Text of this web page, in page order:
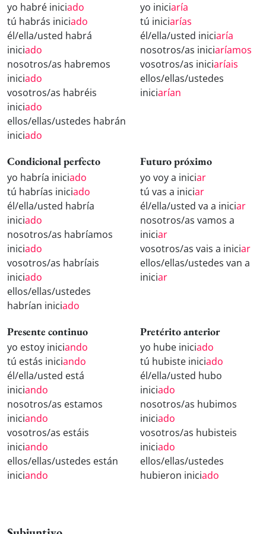
yo habré iniciado
tú habrás iniciado
él/ella/usted habrá
iniciado
nosotros/as habremos
iniciado
vosotros/as habréis
iniciado
ellos/ellas/ustedes habrán
iniciado
yo iniciaría
tú iniciarías
él/ella/usted iniciaría
nosotros/as iniciaríamos
vosotros/as iniciaríais
ellos/ellas/ustedes
iniciarían
Condicional perfecto
yo habría iniciado
tú habrías iniciado
él/ella/usted habría
iniciado
nosotros/as habríamos
iniciado
vosotros/as habríais
iniciado
ellos/ellas/ustedes
habrían iniciado
Futuro próximo
yo voy a iniciar
tú vas a iniciar
él/ella/usted va a iniciar
nosotros/as vamos a
iniciar
vosotros/as vais a iniciar
ellos/ellas/ustedes van a
iniciar
Presente continuo
yo estoy iniciando
tú estás iniciando
él/ella/usted está
iniciando
nosotros/as estamos
iniciando
vosotros/as estáis
iniciando
ellos/ellas/ustedes están
iniciando
Pretérito anterior
yo hube iniciado
tú hubiste iniciado
él/ella/usted hubo
iniciado
nosotros/as hubimos
iniciado
vosotros/as hubisteis
iniciado
ellos/ellas/ustedes
hubieron iniciado